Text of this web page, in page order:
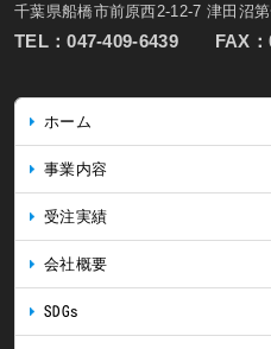
千葉県船橋市前原西2-12-7 津田沼
TEL：047-409-6439 FAX：
ホーム
事業内容
受注実績
会社概要
SDGs